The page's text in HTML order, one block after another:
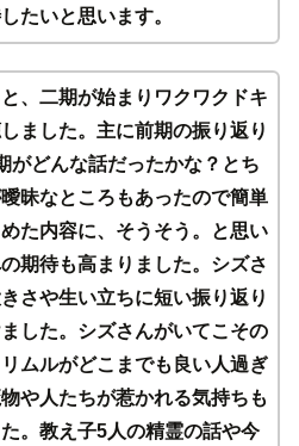
たいと思います。
、二期が始まりワクワクドキ
しました。主に前期の振り返り
がどんな話だったかな？とち
昧なところもあったので簡単
た内容に、そうそう。と思い
期待も高まりました。シズさ
さや生い立ちに短い振り返り
した。シズさんがいてこその
ムルがどこまでも良い人過ぎ
や人たちが惹かれる気持ちも
。教え子5人の精霊の話や今